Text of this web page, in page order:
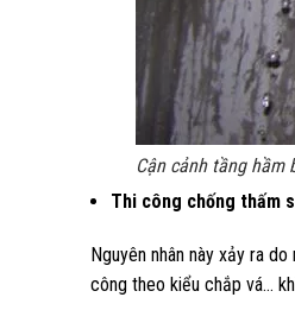
Cận cảnh tầng hầm
Thi công chống thấm
Nguyên nhân này xảy ra
công theo kiểu chắp vá…